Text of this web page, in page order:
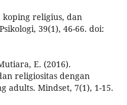
koping religius, dan
39(1), 46-66. doi:
E. (2016).
religiositas dengan
adults. Mindset, 7(1), 1-15.